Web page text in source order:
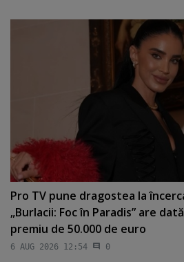
Pro TV pune dragostea la
„Burlacii: Foc în Paradis” are
premiu de 50.000 de euro
6 AUG 2026 12:54 0